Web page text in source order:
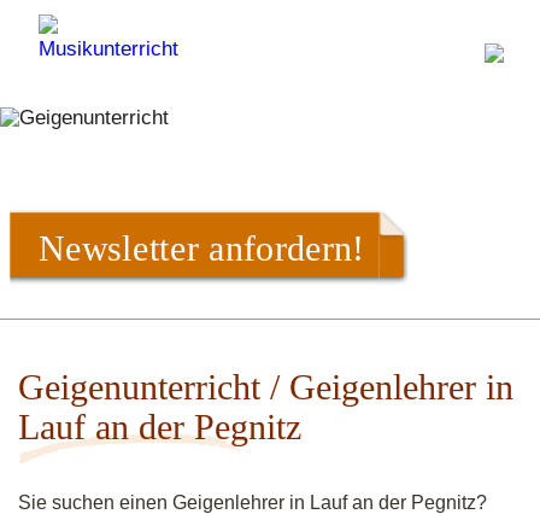
Newsletter anfordern!
Geigenunterricht / Geigenlehrer in
Lauf an der Pegnitz
Sie suchen einen Geigenlehrer in Lauf an der Pegnitz?